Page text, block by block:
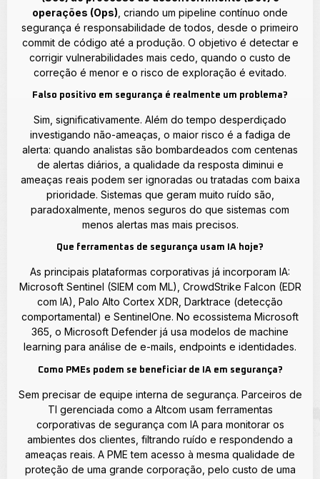
operações (Ops) , criando um pipeline contínuo onde
segurança é responsabilidade de todos, desde o primeiro
commit de código até a produção. O objetivo é detectar e
corrigir vulnerabilidades mais cedo, quando o custo de
correção é menor e o risco de exploração é evitado.
Falso positivo em segurança é realmente um problema?
Sim, significativamente. Além do tempo desperdiçado
investigando não-ameaças, o maior risco é a fadiga de
alerta: quando analistas são bombardeados com centenas
de alertas diários, a qualidade da resposta diminui e
ameaças reais podem ser ignoradas ou tratadas com baixa
prioridade. Sistemas que geram muito ruído são,
paradoxalmente, menos seguros do que sistemas com
menos alertas mas mais precisos.
Que ferramentas de segurança usam IA hoje?
As principais plataformas corporativas já incorporam IA:
Microsoft Sentinel (SIEM com ML), CrowdStrike Falcon (EDR
com IA), Palo Alto Cortex XDR, Darktrace (detecção
comportamental) e SentinelOne. No ecossistema Microsoft
365, o Microsoft Defender já usa modelos de machine
learning para análise de e-mails, endpoints e identidades.
Como PMEs podem se beneficiar de IA em segurança?
Sem precisar de equipe interna de segurança. Parceiros de
TI gerenciada como a Altcom usam ferramentas
corporativas de segurança com IA para monitorar os
ambientes dos clientes, filtrando ruído e respondendo a
ameaças reais. A PME tem acesso à mesma qualidade de
proteção de uma grande corporação, pelo custo de uma